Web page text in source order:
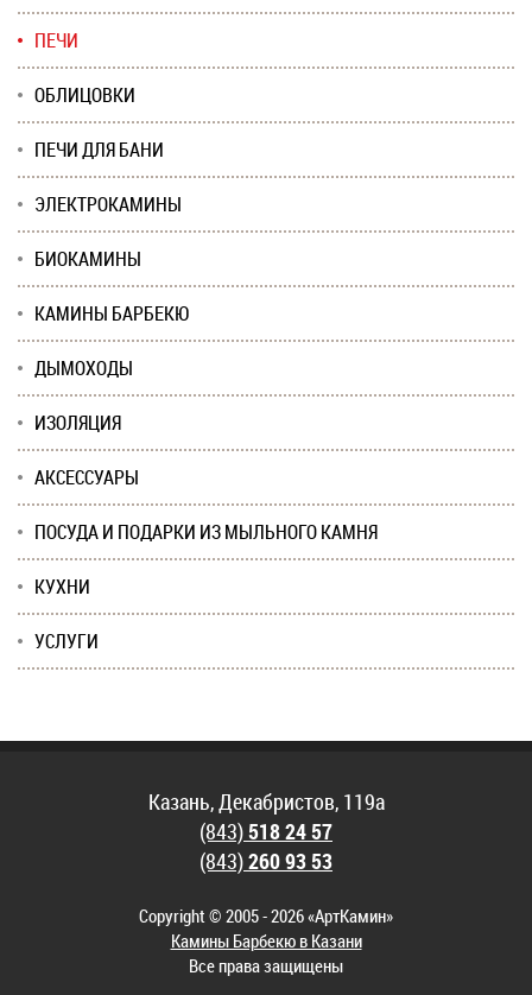
ПЕЧИ
ОБЛИЦОВКИ
ПЕЧИ ДЛЯ БАНИ
ЭЛЕКТРОКАМИНЫ
БИОКАМИНЫ
КАМИНЫ БАРБЕКЮ
ДЫМОХОДЫ
ИЗОЛЯЦИЯ
АКСЕССУАРЫ
ПОСУДА И ПОДАРКИ ИЗ МЫЛЬНОГО КАМНЯ
КУХНИ
УСЛУГИ
Казань, Декабристов, 119а
(843)518 24 57
(843)260 93 53
Copyright © 2005 - 2026 «АртКамин»
Камины Барбекю в Казани
Все права защищены